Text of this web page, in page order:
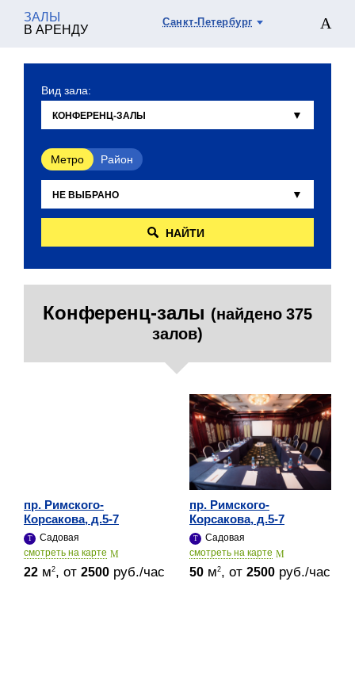
ЗАЛЫ
В АРЕНДУ
Санкт-Петербург
Вид зала:
Метро Район
НАЙТИ
Конференц-залы (найдено 375
залов)
пр. Римского-
Корсакова, д.5-7
Садовая
cмотреть на карте
22 м2, от 2500 руб./час
пр. Римского-
Корсакова, д.5-7
Садовая
cмотреть на карте
50 м2, от 2500 руб./час